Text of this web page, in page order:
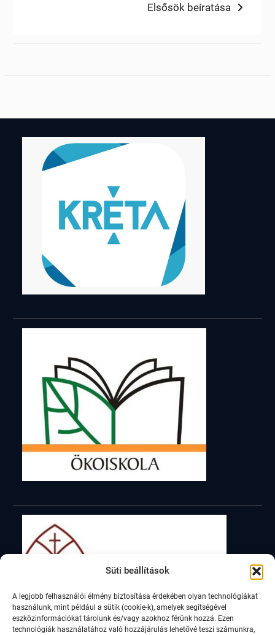
Süti beállítások
A legjobb felhasználói élmény biztosítása érdekében olyan technológiákat
használunk, mint például a sütik (cookie-k), amelyek segítségével
eszközinformációkat tárolunk és/vagy azokhoz férünk hozzá. Ezen
technológiák használatához való hozzájárulás lehetővé teszi számunkra,
Next
Elsősök beíratása